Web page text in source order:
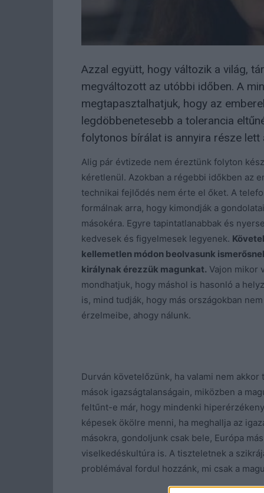
Azzal együtt, hogy változik a világ,
megváltozott az utóbbi időben. A
megtapasztalhatjuk, hogy az
legdöbbenetesebb a tolerancia
folytonos bírálat is annyira része lett
Alig pár évtizede nem éreztünk folyton
kéretlenül. Azokban a régebbi időkben az
technikai fejlődés nem érte el őket. A
formálnak arra, hogy kimondják a
másokéra. Egyre tapintatlanabbak és
kedvesek és figyelmesek legyenek.
kellemetlen módon beolvasunk
királynak érezzük magunkat. Vajon mikor
mondhatjuk, hogy máshol is hasonló a
is, mind tudják, hogy más országokban
érzelmeibe, ahogy nálunk.
Durván követelőzünk, ha valami nem
mások igazságtalanságain, miközben a
feltűnt-e már, hogy mindenki
képesek ökölre menni, ha meghallja az
másokra, gondoljunk csak bele, Európa
viselkedéskultúra is. A tiszteletnek a
problémával fordul hozzánk, mi csak a